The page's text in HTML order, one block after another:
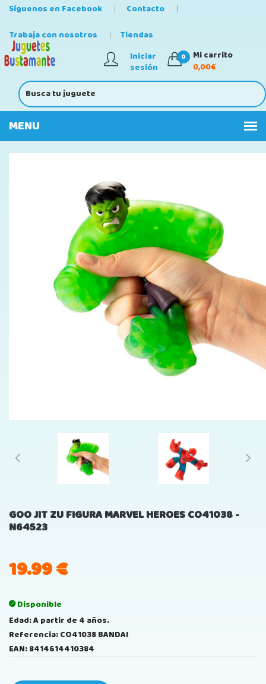
Síguenos en Facebook
Contacto
Trabaja con nosotros
Tiendas
Iniciar
sesión
0
Mi carrito
0,00€
GOO JIT ZU FIGURA MARVEL HEROES CO41038 -
N64523
19.99€
Disponible
Edad: A partir de 4 años.
Referencia: CO41038 BANDAI
EAN: 8414614410384